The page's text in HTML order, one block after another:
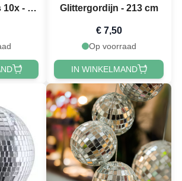
- 24
Glittergordijn - 213 cm
€ 7,50
Op voorraad
IN WINKELMAND